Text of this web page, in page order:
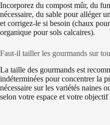
Incorporez du compost mûr, du
nécessaire, du sable pour alléger
et corrigez-le si besoin (chaux
organique pour sols calcaires).
Faut-il tailler les gourmands sur
La taille des gourmands est
indéterminées pour concentrer la
nécessaire sur les variétés naines
selon votre espace et votre objectif